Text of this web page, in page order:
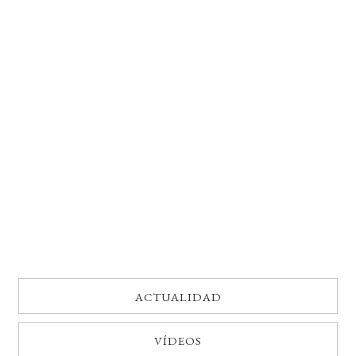
ACTUALIDAD
VÍDEOS